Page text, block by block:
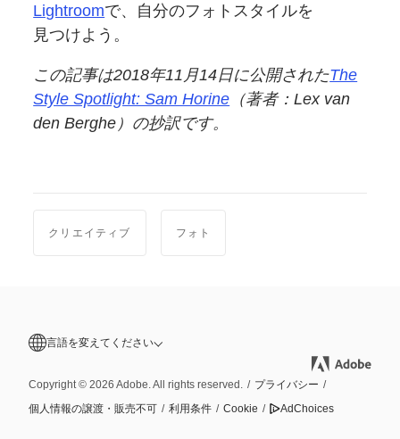
Lightroomで、 自分のフォトスタイルを
見つけよう。
この記事は2018年11月14日に公開されたThe
Style Spotlight: Sam Horine （著者：Lex van
den Berghe）の抄訳です。
クリエイティブ フォト
言語を変えてください
Copyright © 2026 Adobe. All rights reserved. / プライバシー /
個人情報の譲渡・販売不可 / 利用条件 / Cookie / AdChoices